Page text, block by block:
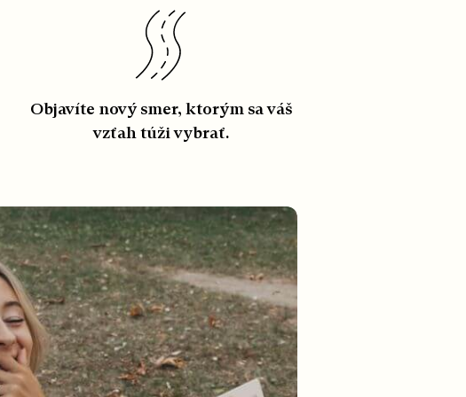
Objavíte nový smer, ktorým sa váš
vzťah túži vybrať.